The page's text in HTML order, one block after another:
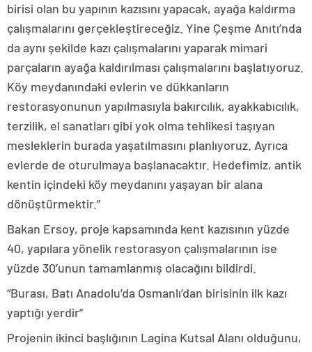
birisi olan bu yapının kazısını yapacak, ayağa kaldırma
çalışmalarını gerçekleştireceğiz. Yine Çeşme Anıtı’nda
da aynı şekilde kazı çalışmalarını yaparak mimari
parçaların ayağa kaldırılması çalışmalarını başlatıyoruz.
Köy meydanındaki evlerin ve dükkanların
restorasyonunun yapılmasıyla bakırcılık, ayakkabıcılık,
terzilik, el sanatları gibi yok olma tehlikesi taşıyan
mesleklerin burada yaşatılmasını planlıyoruz. Ayrıca
evlerde de oturulmaya başlanacaktır. Hedefimiz, antik
kentin içindeki köy meydanını yaşayan bir alana
dönüştürmektir.”
Bakan Ersoy, proje kapsamında kent kazısının yüzde
40, yapılara yönelik restorasyon çalışmalarının ise
yüzde 30’unun tamamlanmış olacağını bildirdi.
“Burası, Batı Anadolu’da Osmanlı’dan birisinin ilk kazı
yaptığı yerdir”
Projenin ikinci başlığının Lagina Kutsal Alanı olduğunu,